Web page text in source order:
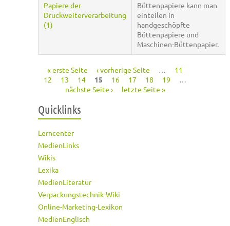
Papiere der
Druckweiterverarbeitung
(1)
Büttenpapiere kann man
einteilen in
handgeschöpfte
Büttenpapiere und
Maschinen-Büttenpapier.
Seiten
« erste Seite ‹ vorherige Seite …
11
12
13 14 15 16 17 18 19
…
nächste Seite ›
letzte Seite »
Quicklinks
Lerncenter
MedienLinks
Wikis
Lexika
MedienLiteratur
Verpackungstechnik-Wiki
Online-Marketing-Lexikon
MedienEnglisch